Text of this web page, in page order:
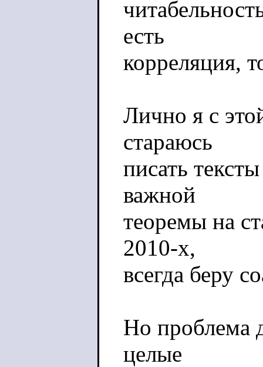
есть
корреляция,
Лично я с
стараюсь
писать
важной
теоремы на
2010-х,
всегда беру
Но проблема
целые